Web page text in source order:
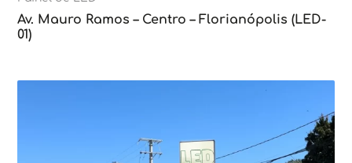
Av. Mauro Ramos – Centro – Florianópolis (LED-
01)